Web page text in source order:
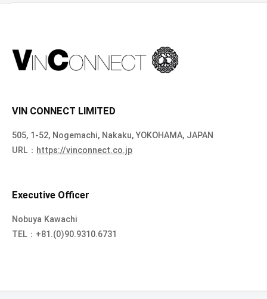
VIN CONNECT LIMITED
505, 1-52, Nogemachi, Nakaku, YOKOHAMA, JAPAN
URL： https://vinconnect.co.jp
Executive Officer
Nobuya Kawachi
TEL：+81.(0)90.9310.6731